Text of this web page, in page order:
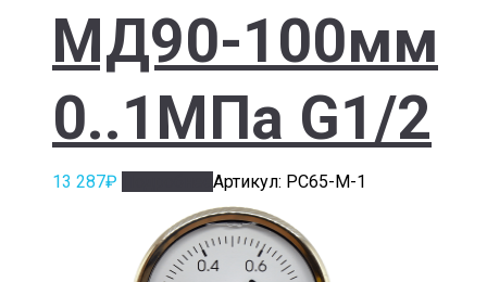
МД90-100мм
0..1МПа G1/2
13 287₽ Артикул: РС65-М-1